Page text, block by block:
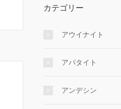
カテゴリー
アウイナイト
アパタイト
アンデシン